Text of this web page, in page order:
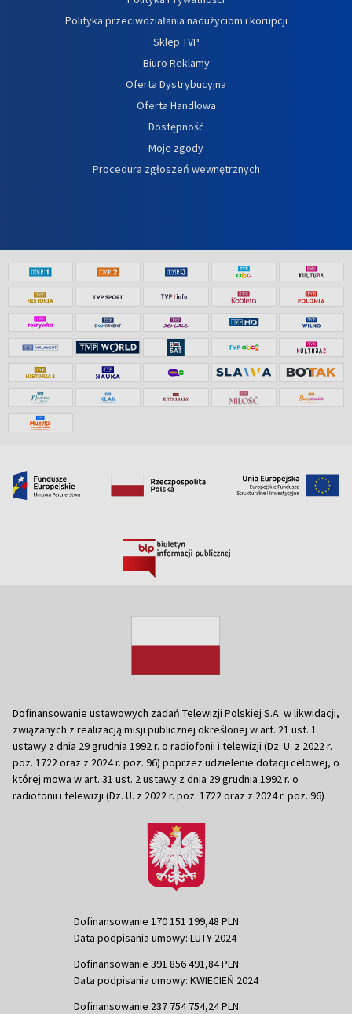
Polityka przeciwdziałania nadużyciom i korupcji
Sklep TVP
Biuro Reklamy
Oferta Dystrybucyjna
Oferta Handlowa
Dostępność
Moje zgody
Procedura zgłoszeń wewnętrznych
Dofinansowanie ustawowych zadań Telewizji Polskiej S.A. w likwidacji,
związanych z realizacją misji publicznej określonej w art. 21 ust. 1
ustawy z dnia 29 grudnia 1992 r. o radiofonii i telewizji (Dz. U. z 2022 r.
poz. 1722 oraz z 2024 r. poz. 96) poprzez udzielenie dotacji celowej, o
której mowa w art. 31 ust. 2 ustawy z dnia 29 grudnia 1992 r. o
radiofonii i telewizji (Dz. U. z 2022 r. poz. 1722 oraz z 2024 r. poz. 96)
Dofinansowanie 170 151 199,48 PLN
Data podpisania umowy: LUTY 2024
Dofinansowanie 391 856 491,84 PLN
Data podpisania umowy: KWIECIEŃ 2024
Dofinansowanie 237 754 754,24 PLN